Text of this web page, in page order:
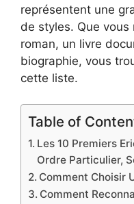
représentent une
de styles. Que vous
roman, un livre
biographie, vous
cette liste.
Table of
Les 10 Premiers
Ordre Particulier,
Comment Choisir
Comment